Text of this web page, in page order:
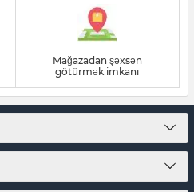
Mağazadan şəxsən
götürmək imkanı